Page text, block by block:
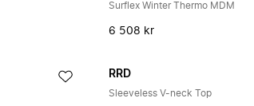
Surflex Winter Thermo MDM
6 508 kr
RRD
Sleeveless V-neck Top